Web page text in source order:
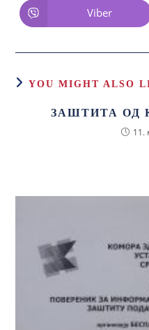
Viber
YOU MIGHT ALSO
ЗАШТИТА ОД
11.